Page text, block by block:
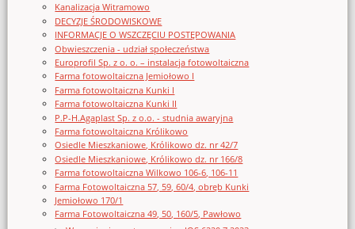
Kanalizacja Witramowo
DECYZJE ŚRODOWISKOWE
INFORMACJE O WSZCZĘCIU POSTĘPOWANIA
Obwieszczenia - udział społeczeństwa
Europrofil Sp. z o. o. – instalacja fotowoltaiczna
Farma fotowoltaiczna Jemiołowo I
Farma fotowoltaiczna Kunki I
Farma fotowoltaiczna Kunki II
P.P-H.Agaplast Sp. z o.o. - studnia awaryjna
Farma fotowoltaiczna Królikowo
Osiedle Mieszkaniowe, Królikowo dz. nr 42/7
Osiedle Mieszkaniowe, Królikowo dz. nr 166/8
Farma fotowoltaiczna Wilkowo 106-6, 106-11
Farma Fotowoltaiczna 57, 59, 60/4, obręb Kunki
Jemiołowo 170/1
Farma Fotowoltaiczna 49, 50, 160/5, Pawłowo